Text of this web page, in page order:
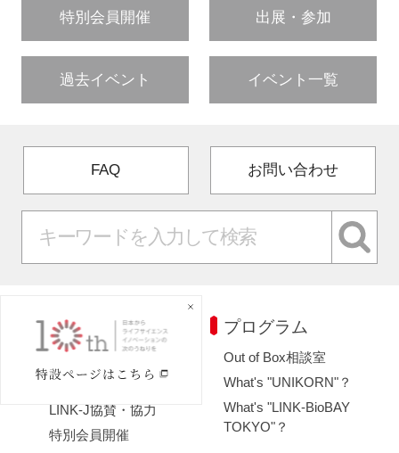
特別会員開催 出展・参加
過去イベント イベント一覧
FAQ お問い合わせ
イベント
LINK-J主催・共催
LINK-J協賛・協力
特別会員開催
プログラム
Out of Box相談室
What's "UNIKORN"？
What's "LINK-BioBAY
TOKYO"？